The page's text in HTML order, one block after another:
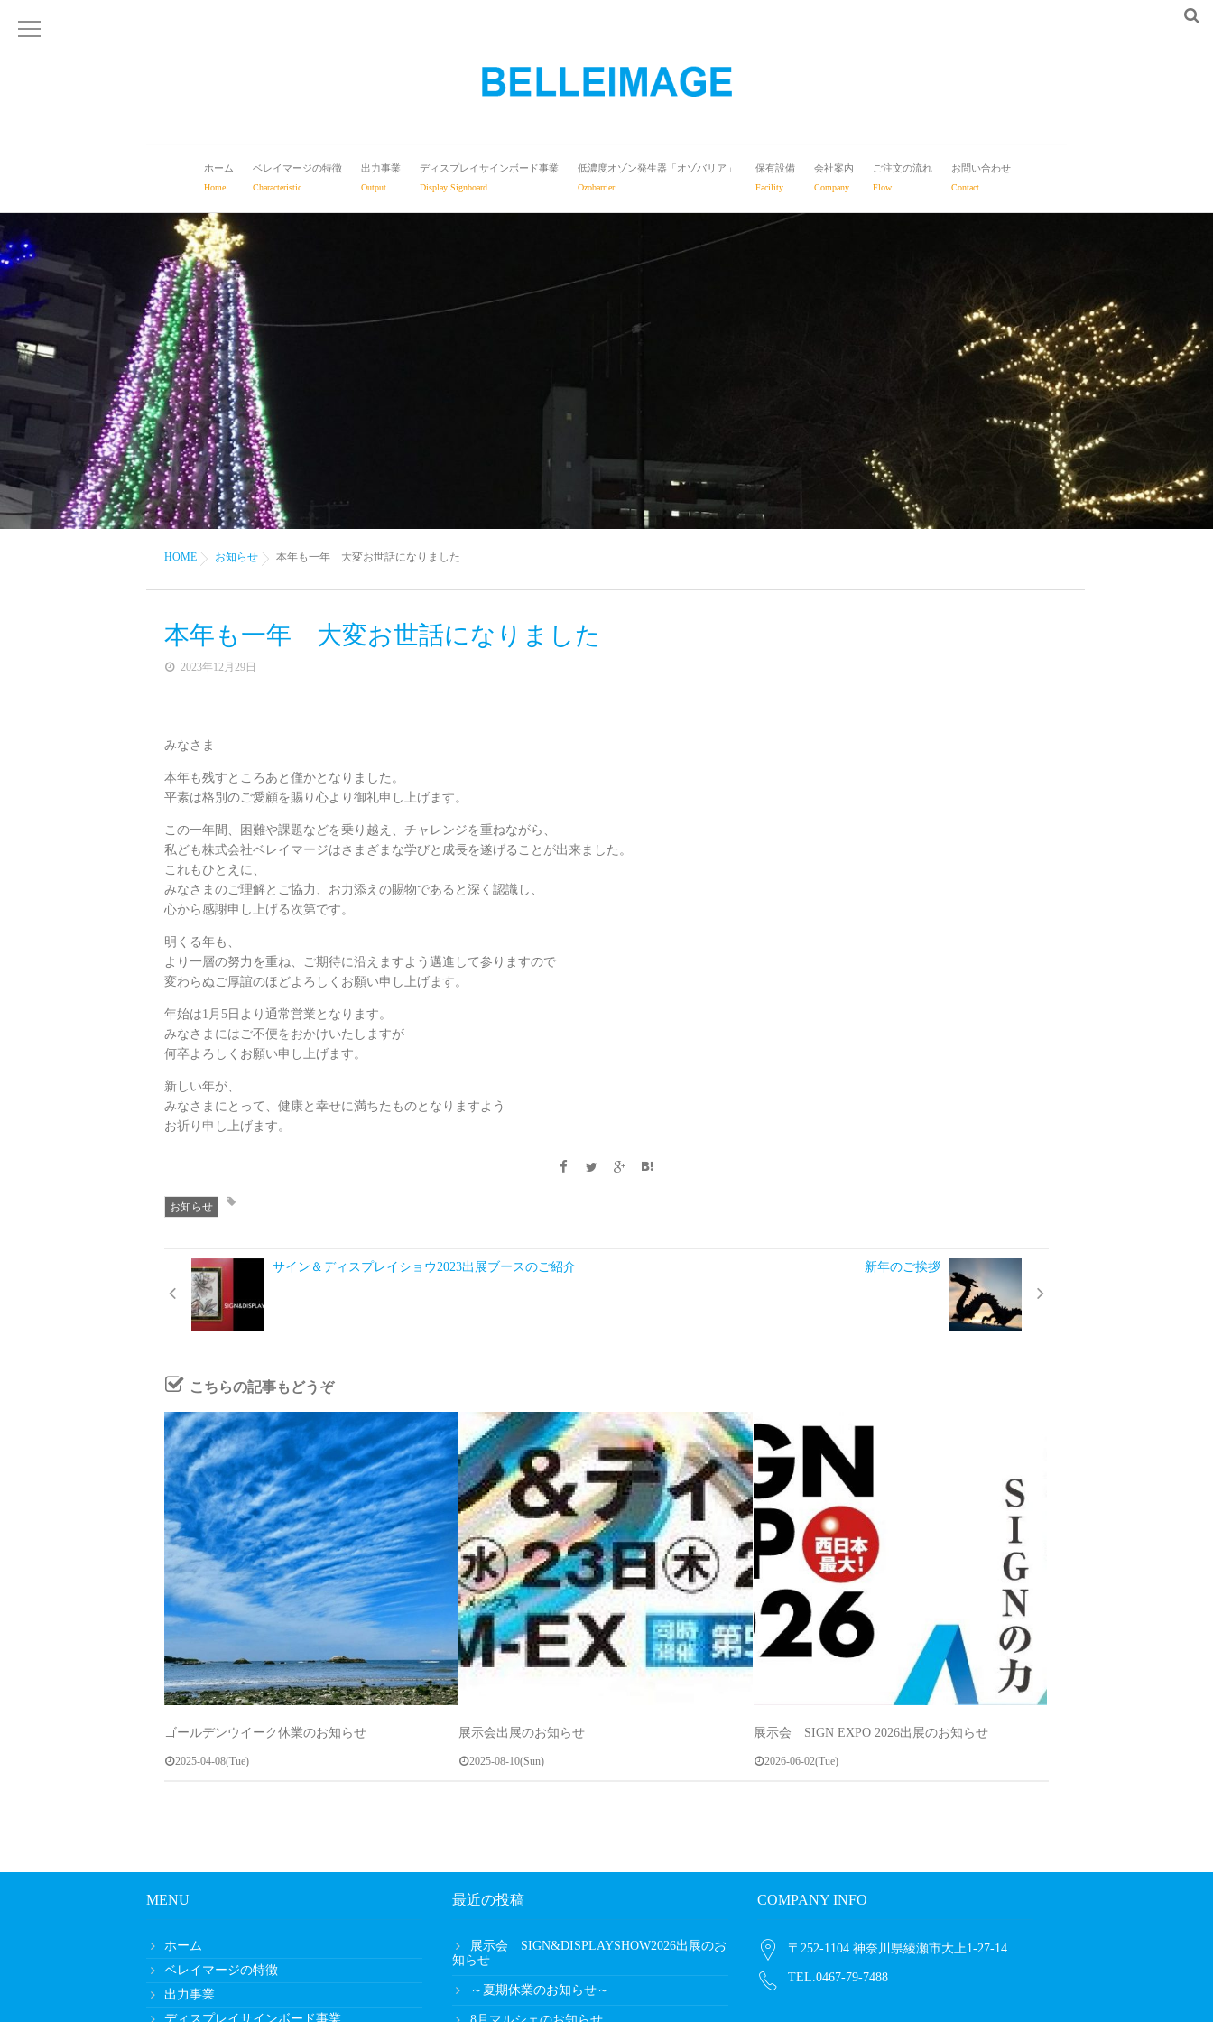
ホーム
Home
ベレイマージの特徴
Characteristic
出力事業
Output
ディスプレイサインボード事業
Display Signboard
低濃度オゾン発生器「オゾバリア」
Ozobarrier
保有設備
Facility
会社案内
Company
ご注文の流れ
Flow
お問い合わせ
Contact
HOME お知らせ 本年も一年 大変お世話になりました
本年も一年 大変お世話になりました
2023年12月29日
みなさま
本年も残すところあと僅かとなりました。
平素は格別のご愛顧を賜り心より御礼申し上げます。
この一年間、困難や課題などを乗り越え、チャレンジを重ねながら、
私ども株式会社ベレイマージはさまざまな学びと成長を遂げることが出来ました。
これもひとえに、
みなさまのご理解とご協力、お力添えの賜物であると深く認識し、
心から感謝申し上げる次第です。
明くる年も、
より一層の努力を重ね、ご期待に沿えますよう邁進して参りますので
変わらぬご厚誼のほどよろしくお願い申し上げます。
年始は1月5日より通常営業となります。
みなさまにはご不便をおかけいたしますが
何卒よろしくお願い申し上げます。
新しい年が、
みなさまにとって、健康と幸せに満ちたものとなりますよう
お祈り申し上げます。
お知らせ
サイン＆ディスプレイショウ2023出展ブースのご紹介 新年のご挨拶
こちらの記事もどうぞ
ゴールデンウイーク休業のお知らせ
2025-04-08(Tue)
展示会出展のお知らせ
2025-08-10(Sun)
展示会 SIGN EXPO 2026出展のお知らせ
2026-06-02(Tue)
MENU
ホーム
ベレイマージの特徴
出力事業
ディスプレイサインボード事業
最近の投稿
展示会 SIGN&DISPLAYSHOW2026出展のお
知らせ
～夏期休業のお知らせ～
COMPANY INFO
〒252-1104 神奈川県綾瀬市大上1-27-14
TEL.0467-79-7488